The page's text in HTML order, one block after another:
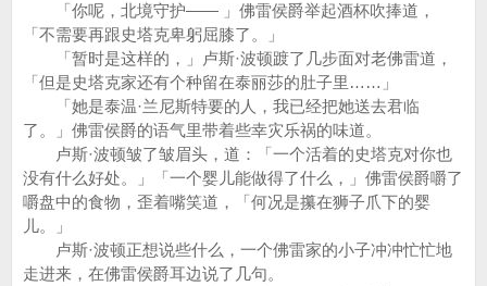
「你呢，北境守护—— 」佛雷侯爵举起酒杯吹捧道，
「不需要再跟史塔克卑躬屈膝了。」
「暂时是这样的，」卢斯·波顿踱了几步面对老佛雷道，
「但是史塔克家还有个种留在泰丽莎的肚子里……」
「她是泰温·兰尼斯特要的人，我已经把她送去君临
了。」佛雷侯爵的语气里带着些幸灾乐祸的味道。
卢斯·波顿皱了皱眉头，道：「一个活着的史塔克对你也
没有什么好处。」「一个婴儿能做得了什么，」佛雷侯爵嚼了
嚼盘中的食物，歪着嘴笑道，「何况是攥在狮子爪下的婴
儿。」
卢斯·波顿正想说些什么，一个佛雷家的小子冲冲忙忙地
走进来，在佛雷侯爵耳边说了几句。